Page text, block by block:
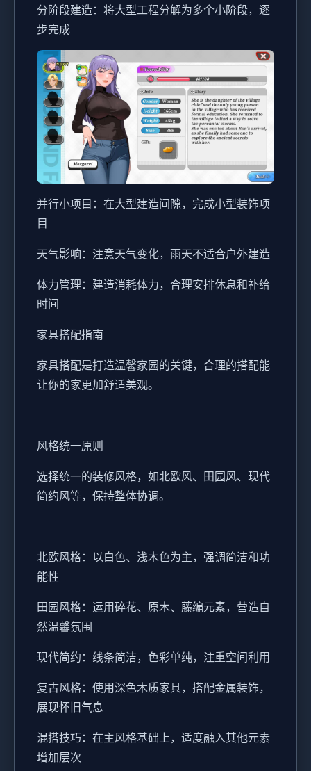
分阶段建造：将大型工程分解为多个小阶段，逐
步完成
并行小项目：在大型建造间隙，完成小型装饰项
目
天气影响：注意天气变化，雨天不适合户外建造
体力管理：建造消耗体力，合理安排休息和补给
时间
家具搭配指南
家具搭配是打造温馨家园的关键，合理的搭配能
让你的家更加舒适美观。
风格统一原则
选择统一的装修风格，如北欧风、田园风、现代
简约风等，保持整体协调。
北欧风格：以白色、浅木色为主，强调简洁和功
能性
田园风格：运用碎花、原木、藤编元素，营造自
然温馨氛围
现代简约：线条简洁，色彩单纯，注重空间利用
复古风格：使用深色木质家具，搭配金属装饰，
展现怀旧气息
混搭技巧：在主风格基础上，适度融入其他元素
增加层次